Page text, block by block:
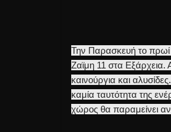
Την Παρασκευή το πρωί
Ζαϊμη 11 στα Εξάρχεια.
καινούργια και
καμία ταυτότητα της
χώρος θα παραμείνει